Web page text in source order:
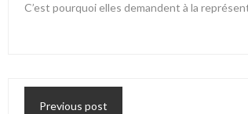
C’est pourquoi elles demandent à la
Previous post